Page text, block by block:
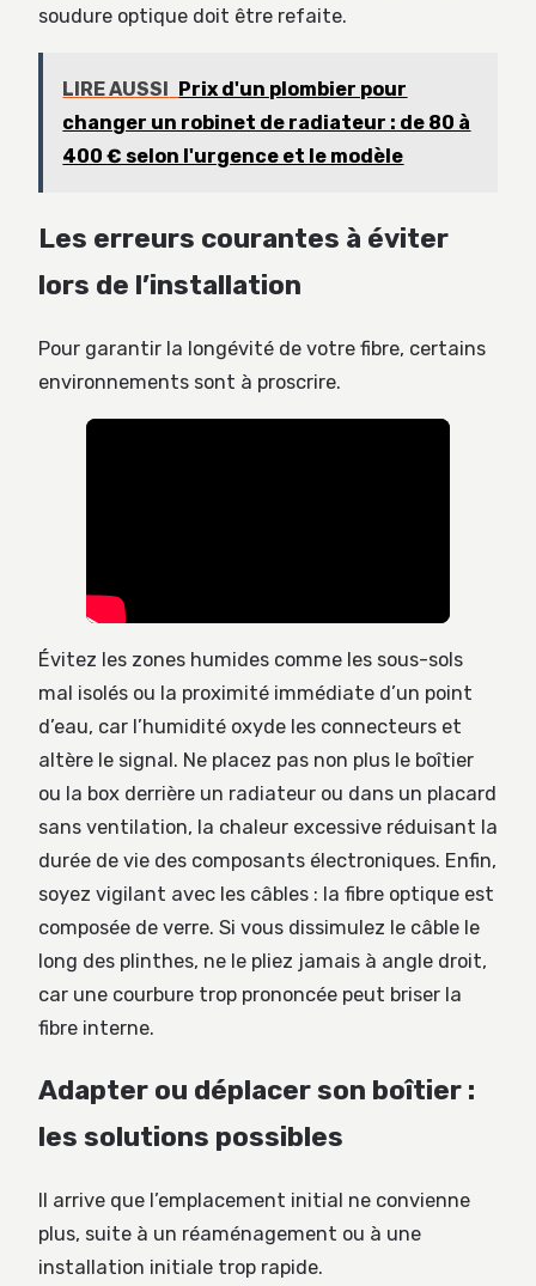
soudure optique doit être refaite.
LIRE AUSSI Prix d'un plombier pour
changer un robinet de radiateur : de 80 à
400 € selon l'urgence et le modèle
Les erreurs courantes à éviter
lors de l’installation
Pour garantir la longévité de votre fibre, certains
environnements sont à proscrire.
Évitez les zones humides comme les sous-sols
mal isolés ou la proximité immédiate d’un point
d’eau, car l’humidité oxyde les connecteurs et
altère le signal. Ne placez pas non plus le boîtier
ou la box derrière un radiateur ou dans un placard
sans ventilation, la chaleur excessive réduisant la
durée de vie des composants électroniques. Enfin,
soyez vigilant avec les câbles : la fibre optique est
composée de verre. Si vous dissimulez le câble le
long des plinthes, ne le pliez jamais à angle droit,
car une courbure trop prononcée peut briser la
fibre interne.
Adapter ou déplacer son boîtier :
les solutions possibles
Il arrive que l’emplacement initial ne convienne
plus, suite à un réaménagement ou à une
installation initiale trop rapide.